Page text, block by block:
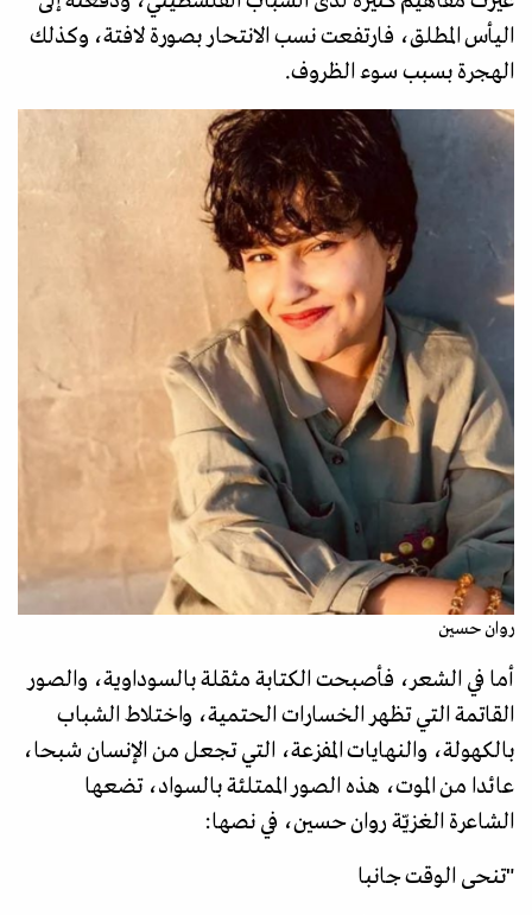
اليأس المطلق، فارتفعت نسب الانتحار بصورة لافتة، وكذلك
الهجرة بسبب سوء الظروف.
روان حسين
أما في الشعر، فأصبحت الكتابة مثقلة بالسوداوية، والصور
القاتمة التي تظهر الخسارات الحتمية، واختلاط الشباب
بالكهولة، والنهايات المفزعة، التي تجعل من الإنسان شبحا،
عائدا من الموت، هذه الصور الممتلئة بالسواد، تضعها
الشاعرة الغزيّة روان حسين، في نصها:
"تنحى الوقت جانبا